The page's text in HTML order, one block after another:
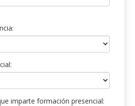
imparte formación presencial: